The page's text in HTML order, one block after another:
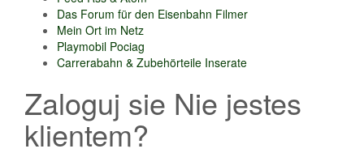
Das Forum für den Eisenbahn Filmer
Mein Ort im Netz
Playmobil Pociag
Carrerabahn & Zubehörteile Inserate
Zaloguj sie Nie jestes
klientem?